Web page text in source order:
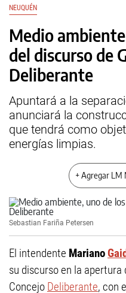
NEUQUÉN
Medio
del discurso de
Deliberante
Apuntará a la
anunciará la
que tendrá como
energías limpias.
+ Agregar LM
Sebastian Fariña Petersen
El intendente Mariano
su discurso en la
Concejo Deliberante, con